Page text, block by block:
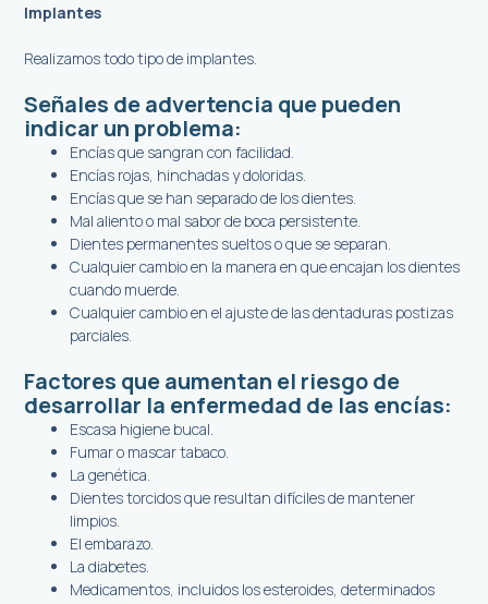
Implantes
Realizamos todo tipo de implantes.
Señales de advertencia que pueden
indicar un problema:
Encías que sangran con facilidad.
Encías rojas, hinchadas y doloridas.
Encías que se han separado de los dientes.
Mal aliento o mal sabor de boca persistente.
Dientes permanentes sueltos o que se separan.
Cualquier cambio en la manera en que encajan los dientes
cuando muerde.
Cualquier cambio en el ajuste de las dentaduras postizas
parciales.
Factores que aumentan el riesgo de
desarrollar la enfermedad de las encías:
Escasa higiene bucal.
Fumar o mascar tabaco.
La genética.
Dientes torcidos que resultan difíciles de mantener
limpios.
El embarazo.
La diabetes.
Medicamentos, incluidos los esteroides, determinados